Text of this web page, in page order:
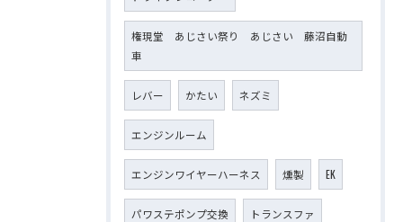
権現堂 あじさい祭り あじさい 藤沼自動
車
レバー かたい ネズミ
エンジンルーム
エンジンワイヤーハーネス 燻製 EK
パワステポンプ交換 トランスファ